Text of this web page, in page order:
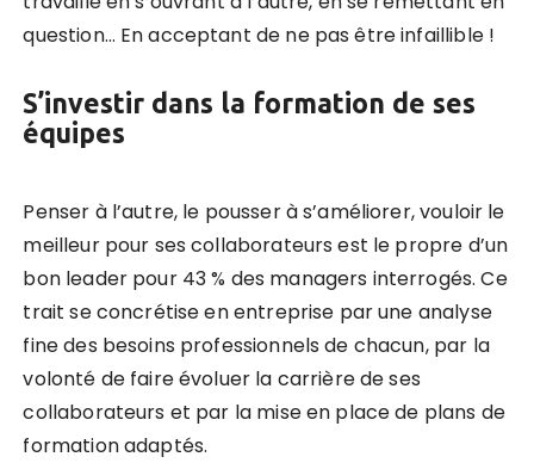
question… En acceptant de ne pas être infaillible !
S’investir dans la formation de ses
équipes
Penser à l’autre, le pousser à s’améliorer, vouloir le
meilleur pour ses collaborateurs est le propre d’un
bon leader pour 43 % des managers interrogés. Ce
trait se concrétise en entreprise par une analyse
fine des besoins professionnels de chacun, par la
volonté de faire évoluer la carrière de ses
collaborateurs et par la mise en place de plans de
formation adaptés.